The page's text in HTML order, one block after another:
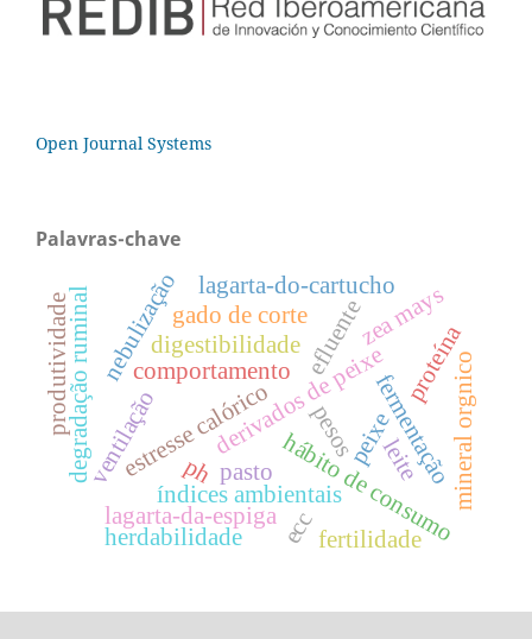
Open Journal Systems
Palavras-chave
peixe
derivados de peixe
hábito de consumo
comportamento
estresse calórico
índices ambientais
nebulização
ventilação
digestibilidadeefluente
fermentação
ph
proteína
lagarta-do-cartucho
lagarta-da-espiga
zea mays
degradação ruminal
herdabilidade
pesos
produtividade mineral orgnico
pasto leite
ecc fertilidade
gado de corte